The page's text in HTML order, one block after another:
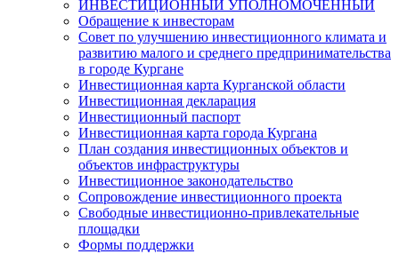
ИНВЕСТИЦИОННЫЙ УПОЛНОМОЧЕННЫЙ
Обращение к инвесторам
Совет по улучшению инвестиционного климата и
развитию малого и среднего предпринимательства
в городе Кургане
Инвестиционная карта Курганской области
Инвестиционная декларация
Инвестиционный паспорт
Инвестиционная карта города Кургана
План создания инвестиционных объектов и
объектов инфраструктуры
Инвестиционное законодательство
Сопровождение инвестиционного проекта
Свободные инвестиционно-привлекательные
площадки
Формы поддержки